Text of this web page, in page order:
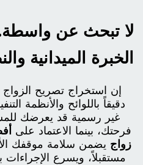
لا تبحث عن
الخبرة الميدانية
إن استخراج تصريح
دقيقاً باللوائح والأنظمة
غير رسمية قد يعرضك
فرحتك، بينما الاعتماد على
زواج يضمن سلامة موقفك
مستقبلاً، ويسرع